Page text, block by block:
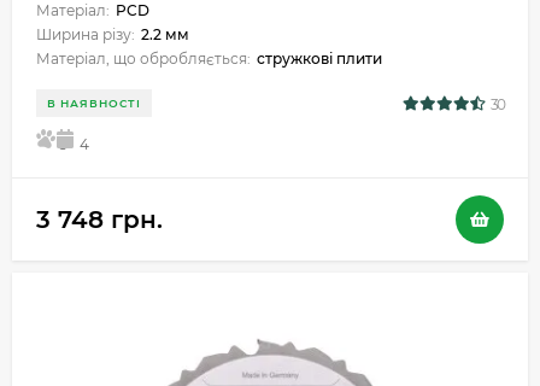
Матеріал: PCD
Ширина різу: 2.2 мм
Матеріал, що обробляється: стружкові плити
В НАЯВНОСТІ 30
5 4
3 748 грн.